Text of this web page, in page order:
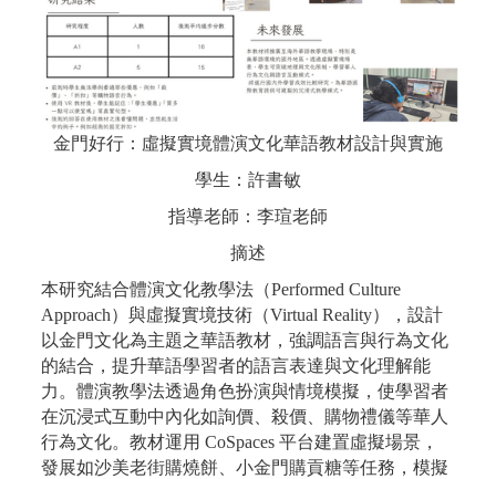
金門好行：虛擬實境體演文化華語教材設計與實施
學生：許書敏
指導老師：李瑄老師
摘述
本研究結合體演文化教學法（Performed Culture
Approach）與虛擬實境技術（Virtual Reality），設計
以金門文化為主題之華語教材，強調語言與行為文化
的結合，提升華語學習者的語言表達與文化理解能
力。體演教學法透過角色扮演與情境模擬，使學習者
在沉浸式互動中內化如詢價、殺價、購物禮儀等華人
行為文化。教材運用 CoSpaces 平台建置虛擬場景，
發展如沙美老街購燒餅、小金門購貢糖等任務，模擬